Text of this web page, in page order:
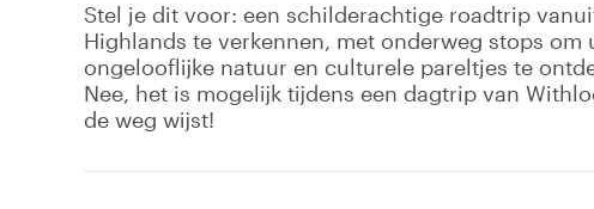
Stel je dit voor: een schilderachtige roadtrip
Highlands te verkennen, met onderweg stops
ongelooflijke natuur en culturele pareltjes te
Nee, het is mogelijk tijdens een dagtrip van
de weg wijst!